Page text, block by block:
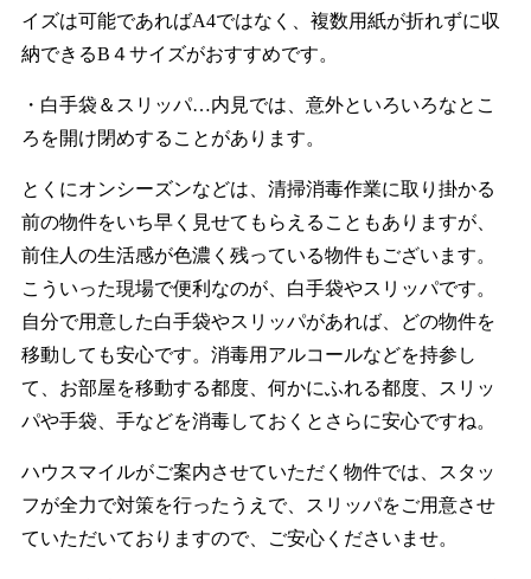
イズは可能であればA4ではなく、複数用紙が折れずに収
納できるB４サイズがおすすめです。
・白手袋＆スリッパ…内見では、意外といろいろなとこ
ろを開け閉めすることがあります。
とくにオンシーズンなどは、清掃消毒作業に取り掛かる
前の物件をいち早く見せてもらえることもありますが、
前住人の生活感が色濃く残っている物件もございます。
こういった現場で便利なのが、白手袋やスリッパです。
自分で用意した白手袋やスリッパがあれば、どの物件を
移動しても安心です。消毒用アルコールなどを持参し
て、お部屋を移動する都度、何かにふれる都度、スリッ
パや手袋、手などを消毒しておくとさらに安心ですね。
ハウスマイルがご案内させていただく物件では、スタッ
フが全力で対策を行ったうえで、スリッパをご用意させ
ていただいておりますので、ご安心くださいませ。